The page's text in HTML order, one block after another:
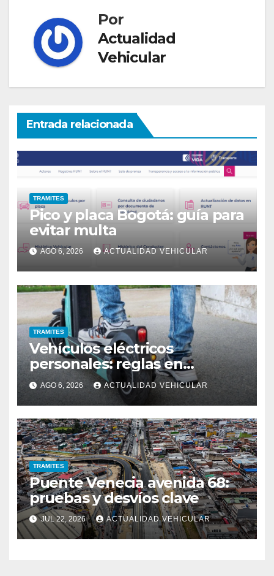
Por
Actualidad
Vehicular
Entrada relacionada
TRAMITES
Pico y placa Bogotá: guía para
evitar multa
AGO 6, 2026 ACTUALIDAD VEHICULAR
TRAMITES
Vehículos eléctricos
personales: reglas en
Colombia
AGO 6, 2026 ACTUALIDAD VEHICULAR
TRAMITES
Puente Venecia avenida 68:
pruebas y desvíos clave
JUL 22, 2026 ACTUALIDAD VEHICULAR